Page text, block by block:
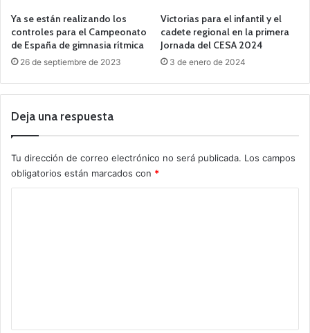
Ya se están realizando los
controles para el Campeonato
de España de gimnasia rítmica
26 de septiembre de 2023
Victorias para el infantil y el
cadete regional en la primera
Jornada del CESA 2024
3 de enero de 2024
Deja una respuesta
Tu dirección de correo electrónico no será publicada. Los campos
obligatorios están marcados con *